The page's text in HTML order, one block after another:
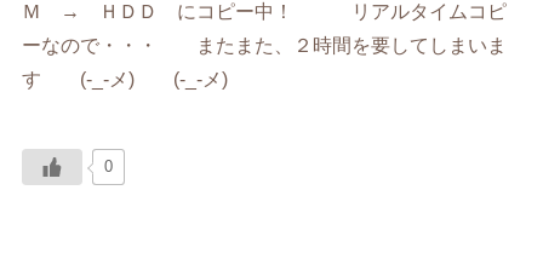
Ｍ → ＨＤＤ にコピー中！ リアルタイムコピ
ーなので・・・ またまた、２時間を要してしまいま
す (-_-メ) (-_-メ)
0